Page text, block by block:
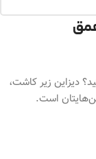
دیزاین زیر کاشت،
است.